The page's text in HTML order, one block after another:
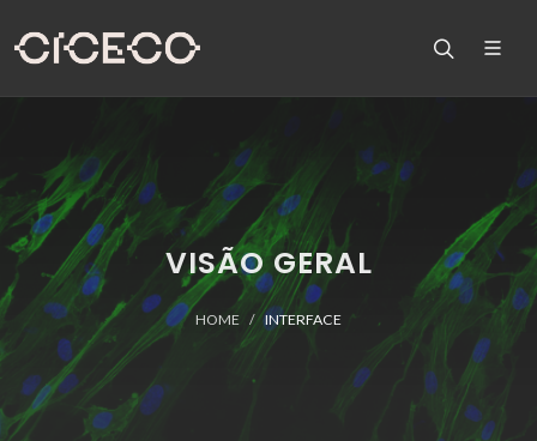
VISÃO GERAL
HOME INTERFACE